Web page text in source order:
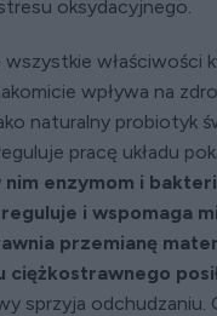
oksydacyjnego.
wszystkie właściwości
wpływa na
naturalny probiotyk
pracę układu
enzymom i
i wspomaga
przemianę
ciężkostrawnego
sprzyja odchudzaniu.